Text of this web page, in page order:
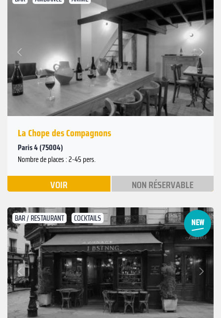
Précédent
Suivant
La Chope des Compagnons
Paris 4 (75004)
Nombre de places : 2-45 pers.
VOIR NON RÉSERVABLE
BAR / RESTAURANT COCKTAILS
Précédent
Suivant